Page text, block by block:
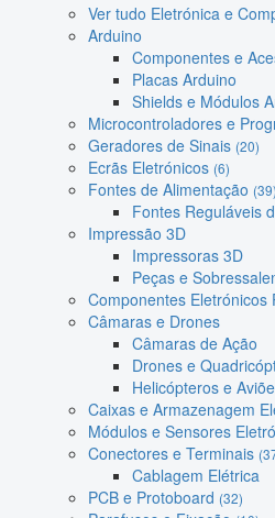
Ver tudo Eletrónica e
Arduino
Componentes e
Placas Arduino
Shields e Módulos
Microcontroladores e
Geradores de Sinais (20)
Ecrãs Eletrónicos (6)
Fontes de Alimentação (39)
Fontes Reguláveis
Impressão 3D
Impressoras 3D
Peças e
Componentes Eletrónicos
Câmaras e Drones
Câmaras de Ação
Drones e
Helicópteros e
Caixas e Armazenagem
Módulos e Sensores
Conectores e Terminais
Cablagem Elétrica
PCB e Protoboard (32)